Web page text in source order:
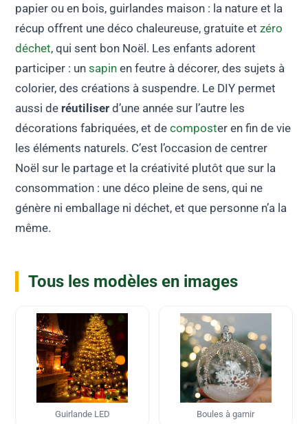
papier ou en bois, guirlandes maison : la nature et la
récup offrent une déco chaleureuse, gratuite etzéro
déchet, qui sent bon Noël. Les enfants adorent
participer : unsapin en feutre à décorer, des sujets à
colorier, des créations à suspendre. Le DIY permet
aussi de réutiliser d’une année sur l’autre les
décorations fabriquées, et decomposter en fin de vie
les éléments naturels. C’est l’occasion de centrer
Noël sur le partage et la créativité plutôt que sur la
consommation : une déco pleine de sens, qui ne
génère ni emballage ni déchet, et que personne n’a la
même.
Tous les modèles en images
Guirlande LED Boules à garnir